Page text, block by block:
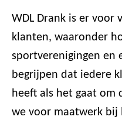
WDL Drank is er voor
klanten, waaronder
sportverenigingen en
begrijpen dat iedere
heeft als het gaat om
we voor maatwerk bij